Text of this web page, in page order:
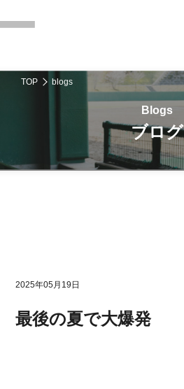
TOP blogs
ブログ
2025年05月19日
最後の夏で大爆発